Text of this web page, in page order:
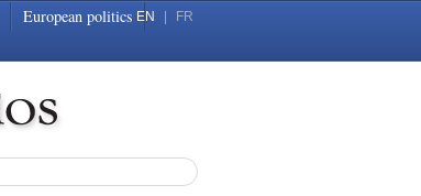
European politics EN FR